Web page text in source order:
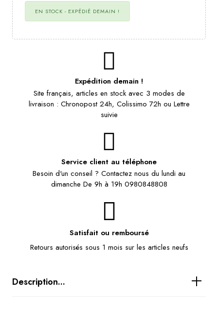
EN STOCK - EXPÉDIÉ DEMAIN !
Expédition demain !
Site français, articles en stock avec 3 modes de
livraison : Chronopost 24h, Colissimo 72h ou Lettre
suivie
Service client au téléphone
Besoin d'un conseil ? Contactez nous du lundi au
dimanche De 9h à 19h 0980848808
Satisfait ou remboursé
Retours autorisés sous 1 mois sur les articles neufs
Description...